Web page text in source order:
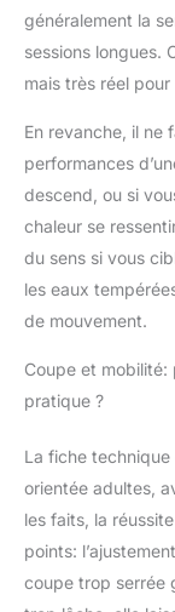
généralement la
sessions longues.
mais très réel
En revanche, il ne
performances
descend, ou si
chaleur se
du sens si vous
les eaux
de mouvement.
Coupe et
pratique ?
La fiche technique
orientée adultes,
les faits, la
points:
coupe trop serrée